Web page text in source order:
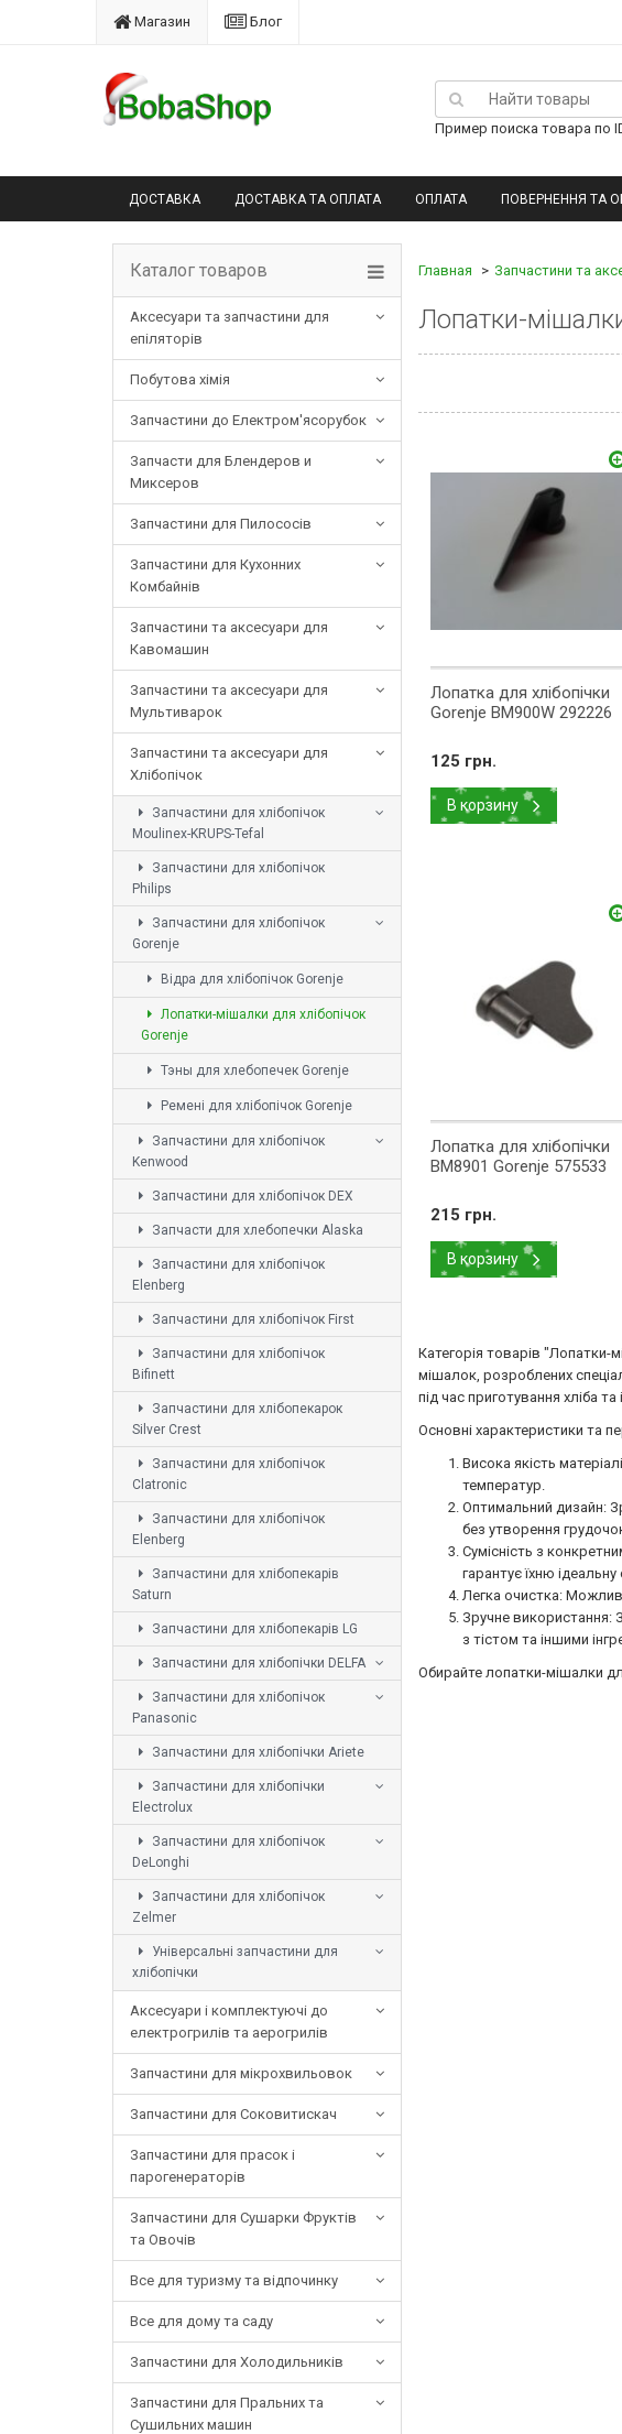
Магазин Блог
Пример поиска товара по
ДОСТАВКА ДОСТАВКА ТА ОПЛАТА ОПЛАТА ПОВЕРНЕННЯ ТА
Каталог товаров
Аксесуари та запчастини для
епіляторів
Побутова хімія
Запчастини до Електром'ясорубок
Запчасти для Блендеров и
Миксеров
Запчастини для Пилососів
Запчастини для Кухонних
Комбайнів
Запчастини та аксесуари для
Кавомашин
Запчастини та аксесуари для
Мультиварок
Запчастини та аксесуари для
Хлібопічок
Запчастини для хлібопічок
Moulinex-KRUPS-Tefal
Запчастини для хлібопічок
Philips
Запчастини для хлібопічок
Gorenje
Відра для хлібопічок Gorenje
Лопатки-мішалки для хлібопічок
Gorenje
Тэны для хлебопечек Gorenje
Ремені для хлібопічок Gorenje
Запчастини для хлібопічок
Kenwood
Запчастини для хлібопічок DEX
Запчасти для хлебопечки Alaska
Запчастини для хлібопічок
Elenberg
Запчастини для хлібопічок First
Запчастини для хлібопічок
Bifinett
Запчастини для хлібопекарок
Silver Crest
Запчастини для хлібопічок
Clatronic
Запчастини для хлібопічок
Elenberg
Запчастини для хлібопекарів
Saturn
Запчастини для хлібопекарів LG
Запчастини для хлібопічки DELFA
Запчастини для хлібопічок
Panasonic
Запчастини для хлібопічки Ariete
Запчастини для хлібопічки
Electrolux
Запчастини для хлібопічок
DeLonghi
Запчастини для хлібопічок
Zelmer
Універсальні запчастини для
хлібопічки
Аксесуари і комплектуючі до
електрогрилів та аерогрилів
Запчастини для мікрохвильовок
Запчастини для Соковитискач
Запчастини для прасок і
парогенераторів
Запчастини для Сушарки Фруктів
та Овочів
Все для туризму та відпочинку
Все для дому та саду
Запчастини для Холодильників
Запчастини для Пральних та
Сушильних машин
Главная Запчастини та
Лопатки-
Лопатка для хлібопічки
Gorenje BM900W 292226
125 грн.
В корзину
Лопатка для хлібопічки
BM8901 Gorenje 575533
215 грн.
В корзину
Категорія товарів "Лопатки-
мішалок, розроблених
під час приготування хліба
Основні характеристики та
Висока якість
температур.
Оптимальний дизайн:
без утворення
Сумісність з
гарантує їхню
Легка очистка:
Зручне використання:
з тістом та іншими
Обирайте лопатки-мішалки